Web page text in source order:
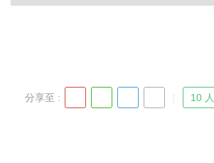
分享至 : 10